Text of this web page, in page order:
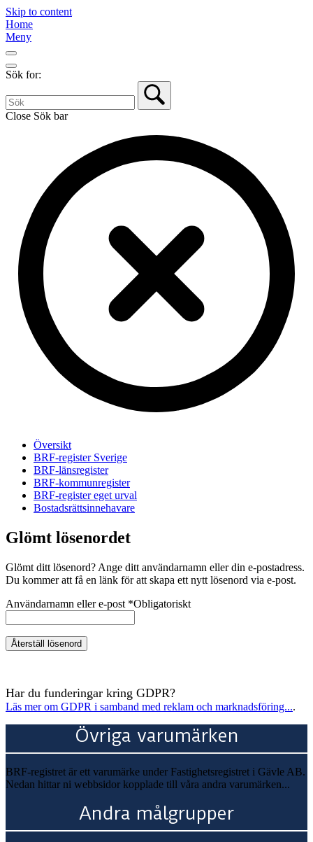
Skip to content
Home
Meny
Sök for:
Close Sök bar
Översikt
BRF-register Sverige
BRF-länsregister
BRF-kommunregister
BRF-register eget urval
Bostadsrättsinnehavare
Glömt lösenordet
Glömt ditt lösenord? Ange ditt användarnamn eller din e-postadress.
Du kommer att få en länk för att skapa ett nytt lösenord via e-post.
Användarnamn eller e-post *Obligatoriskt
Återställ lösenord
Har du funderingar kring GDPR?
Läs mer om GDPR i samband med reklam och marknadsföring....
Övriga varumärken
BRF-registret är ett varumärke under Fastighetsregistret i Gävle AB.
Nedan hittar ni webbsidor kopplade till våra andra varumärken...
Andra målgrupper